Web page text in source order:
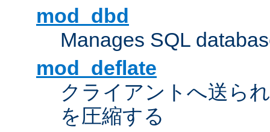
mod_dbd
Manages SQL
mod_deflate
クライアントへ送ら
を圧縮する